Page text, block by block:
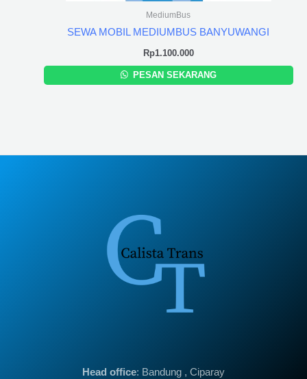
MediumBus
SEWA MOBIL MEDIUMBUS BANYUWANGI
Rp1.100.000
PESAN SEKARANG
Head office: Bandung , Ciparay